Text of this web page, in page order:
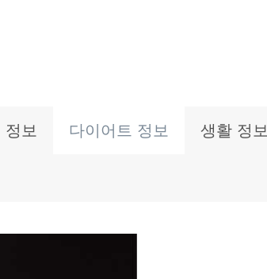
정보 다이어트 정보 생활 정